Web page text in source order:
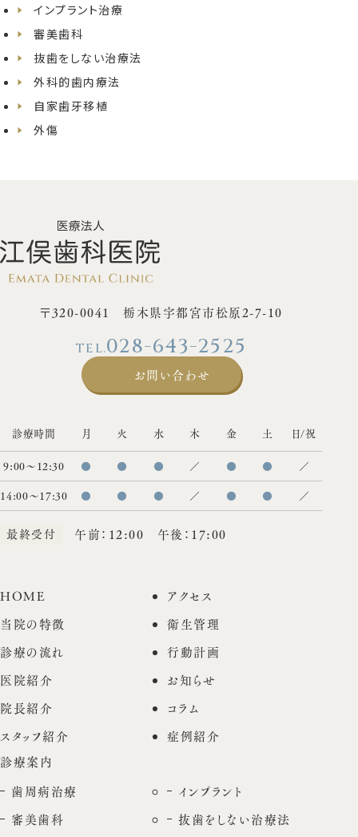
インプラント治療
審美歯科
抜歯をしない治療法
外科的歯内療法
自家歯牙移植
外傷
〒320-0041 栃木県宇都宮市松原2-7-10
028-643-2525
お問い合わせ
診療時間 月 火 水 木 金 土
日/祝
9:00〜12:30
● ● ● ／ ● ●
／
14:00〜17:30
● ● ● ／ ● ● ／
最終受付 午前：12:00 午後：17:00
HOME
当院の特徴
診療の流れ
医院紹介
院長紹介
スタッフ紹介
アクセス
衛生管理
行動計画
お知らせ
コラム
症例紹介
診療案内
歯周病治療
審美歯科
インプラント
抜歯をしない治療法